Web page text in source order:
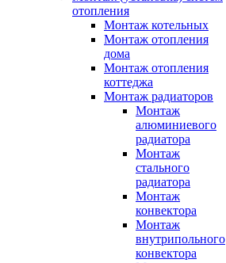
отопления
Монтаж котельных
Монтаж отопления
дома
Монтаж отопления
коттеджа
Монтаж радиаторов
Монтаж
алюминиевого
радиатора
Монтаж
стального
радиатора
Монтаж
конвектора
Монтаж
внутрипольного
конвектора